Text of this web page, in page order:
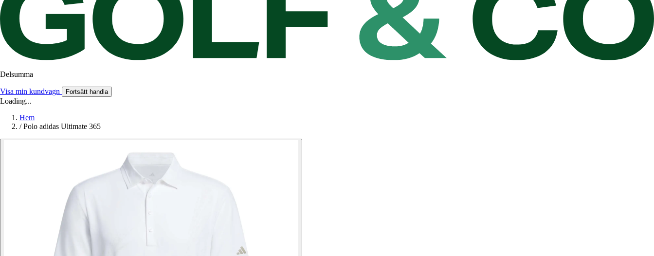
Delsumma
Visa min kundvagn Fortsätt handla
Loading...
Hem
/ Polo adidas Ultimate 365